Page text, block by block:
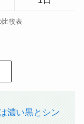
比較表
濃い黒とシン